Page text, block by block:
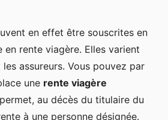
en effet être souscrites en
rente viagère. Elles varient
assureurs. Vous pouvez par
une rente viagère
au décès du titulaire du
à une personne désignée.